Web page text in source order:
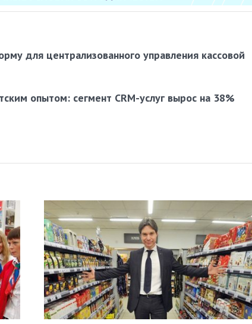
для централизованного управления кассовой
опытом: сегмент CRM-услуг вырос на 38%